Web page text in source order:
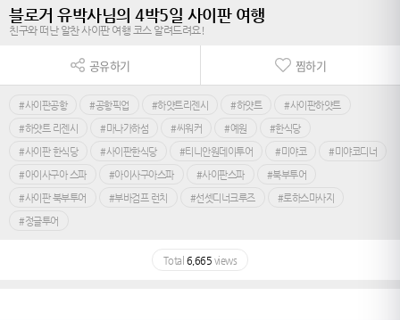
블로거 유박사님의 4박5일 사이판 여행
친구와 떠난 알찬 사이판 여행 코스 알려드려요!
공유하기 찜하기
#사이판공항 #공항픽업 #하얏트리젠시 #하얏트
#사이판하얏트
#하얏트 리젠시
#마나가하섬 #씨워커 #예원
#한식당
#사이판 한식당
#사이판한식당 #티니안원데이투어 #미야코
#미야코디너
#아이사구아 스파
#아이사구아스파 #사이판스파
#북부투어
#사이판 북부투어
#부바검프 런치 #선셋디너크루즈
#로하스마사지
#정글투어
Total 6,665 views